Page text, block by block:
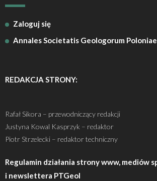
Zaloguj się
Annales Societatis Geologorum Poloniae
REDAKCJA STRONY:
Rafał Sikora – przewodniczący redakcji
Justyna Kowal Kasprzyk – redaktor
Piotr Strzelecki – redaktor techniczny
Regulamin działania strony www, mediów
i newslettera PTGeol